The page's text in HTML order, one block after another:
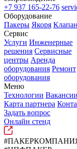
+7 937 165-22-76
Оборудование
Пакеры Якоря
Сервис
Услуги Инженерные
решения Сервисные
центры Аренда
оборудования Ремонт
оборудования
Меню
Технологии Вакансии
Карта партнера
Задать вопрос
Онлайн стенд